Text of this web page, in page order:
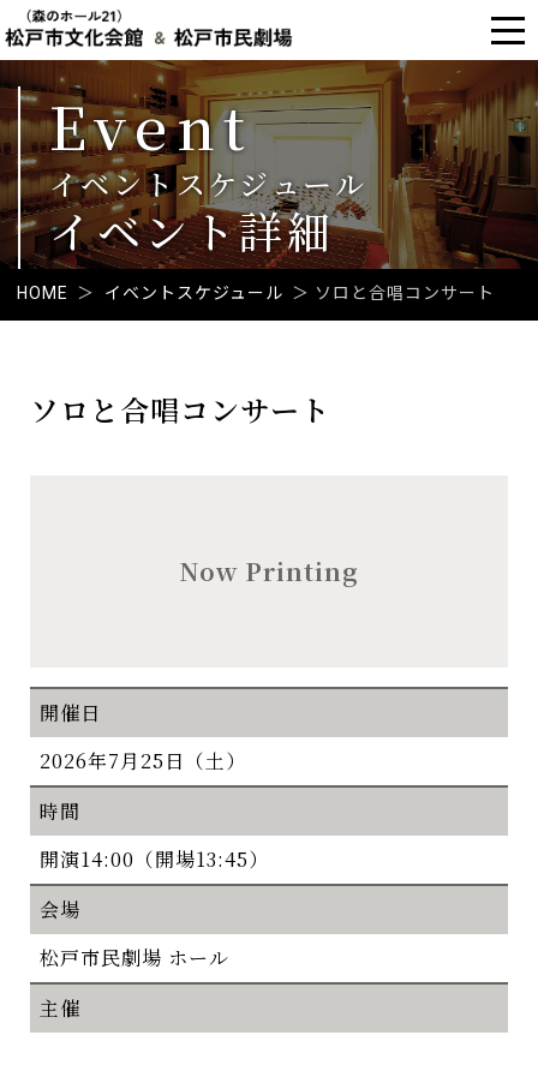
Event
イベントスケジュール
イベント詳細
HOME ＞ イベントスケジュール ＞ ソロと合唱コンサート
ソロと合唱コンサート
Now Printing
開催日
2026年7月25日（土）
時間
開演14:00（開場13:45）
会場
松戸市民劇場 ホール
主催